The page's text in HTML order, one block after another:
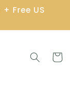
Free US
Cart